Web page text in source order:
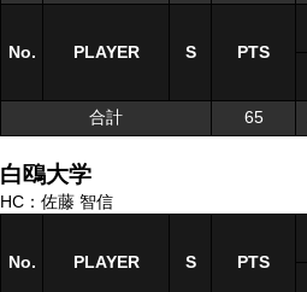
No. PLAYER S
合計
No. PLAYER S PTS
合計 65
白鴎大学
HC：佐藤 智信
No. PLAYER S
No. PLAYER S PTS